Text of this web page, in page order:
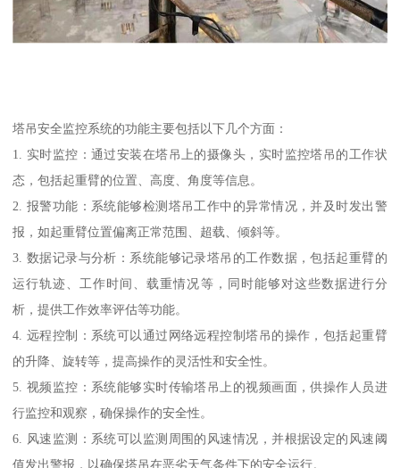
塔吊安全监控系统的功能主要包括以下几个方面：
1. 实时监控：通过安装在塔吊上的摄像头，实时监控塔吊的工作状
态，包括起重臂的位置、高度、角度等信息。
2. 报警功能：系统能够检测塔吊工作中的异常情况，并及时发出警
报，如起重臂位置偏离正常范围、超载、倾斜等。
3. 数据记录与分析：系统能够记录塔吊的工作数据，包括起重臂的
运行轨迹、工作时间、载重情况等，同时能够对这些数据进行分
析，提供工作效率评估等功能。
4. 远程控制：系统可以通过网络远程控制塔吊的操作，包括起重臂
的升降、旋转等，提高操作的灵活性和安全性。
5. 视频监控：系统能够实时传输塔吊上的视频画面，供操作人员进
行监控和观察，确保操作的安全性。
6. 风速监测：系统可以监测周围的风速情况，并根据设定的风速阈
值发出警报，以确保塔吊在恶劣天气条件下的安全运行。